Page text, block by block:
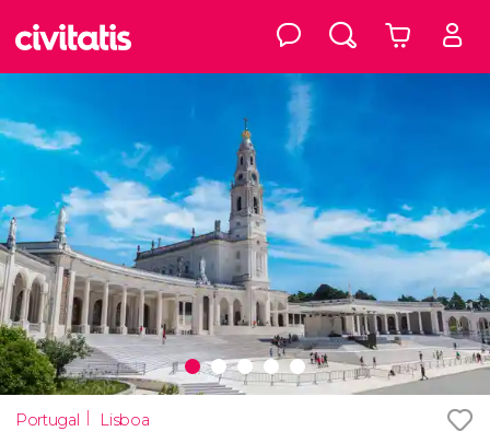
Portugal Lisboa